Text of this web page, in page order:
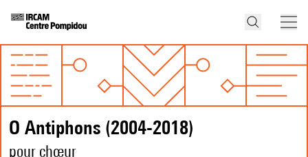
O Antiphons (2004-2018)
pour chœur